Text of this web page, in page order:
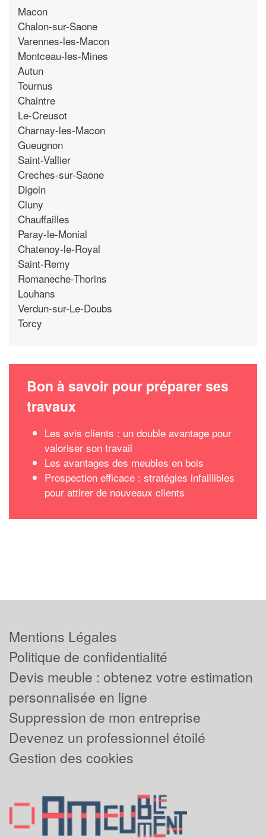
Macon
Chalon-sur-Saone
Varennes-les-Macon
Montceau-les-Mines
Autun
Tournus
Chaintre
Le-Creusot
Charnay-les-Macon
Gueugnon
Saint-Vallier
Creches-sur-Saone
Digoin
Cluny
Chauffailles
Paray-le-Monial
Chatenoy-le-Royal
Saint-Remy
Romaneche-Thorins
Louhans
Verdun-sur-Le-Doubs
Torcy
Bon à savoir pour préparer ses
travaux
Les avis clients : un double avantage pour
valoriser son travail
Les avantages des meubles en bois
Prospection efficace : stratégies infaillibles
pour attirer de nouveaux clients
Mentions Légales
Politique de confidentialité
Devis meuble : obtenez votre estimation
personnalisée en ligne
Suppression de mon entreprise
Devenez un professionnel étoilé
Gestion des cookies